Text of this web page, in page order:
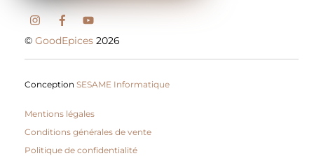
©GoodEpices 2026
ConceptionSESAME Informatique
Mentions légales
Conditions générales de vente
Politique de confidentialité